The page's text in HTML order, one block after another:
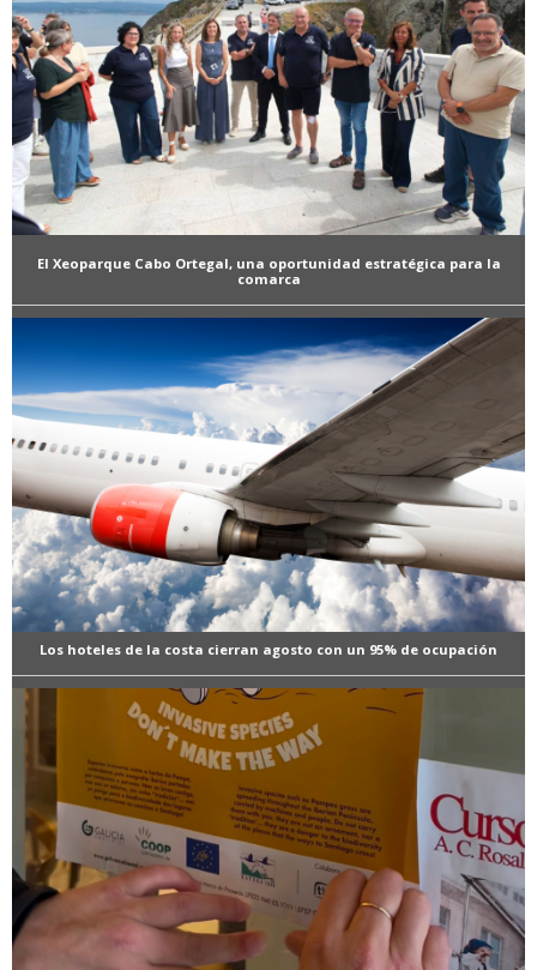
El Xeoparque Cabo Ortegal, una oportunidad estratégica para la
comarca
Los hoteles de la costa cierran agosto con un 95% de ocupación